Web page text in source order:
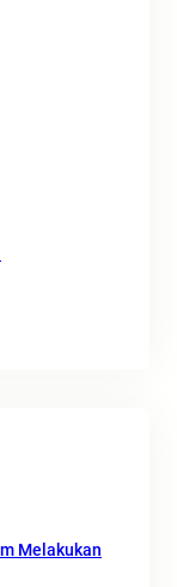
Melakukan